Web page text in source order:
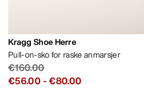
Kragg Shoe Herre
Pull-on-sko for raske anmarsjer
€160.00
€56.00 -€80.00